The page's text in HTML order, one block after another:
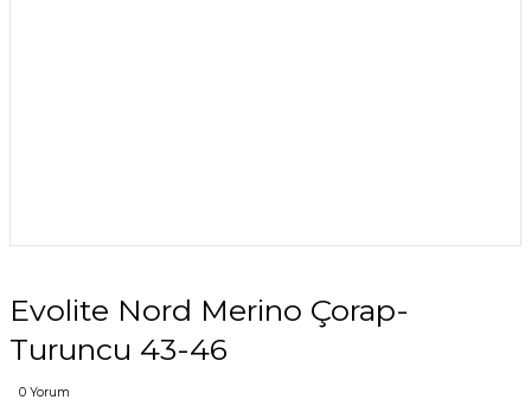
Evolite Nord Merino Çorap-
Turuncu 43-46
0 Yorum